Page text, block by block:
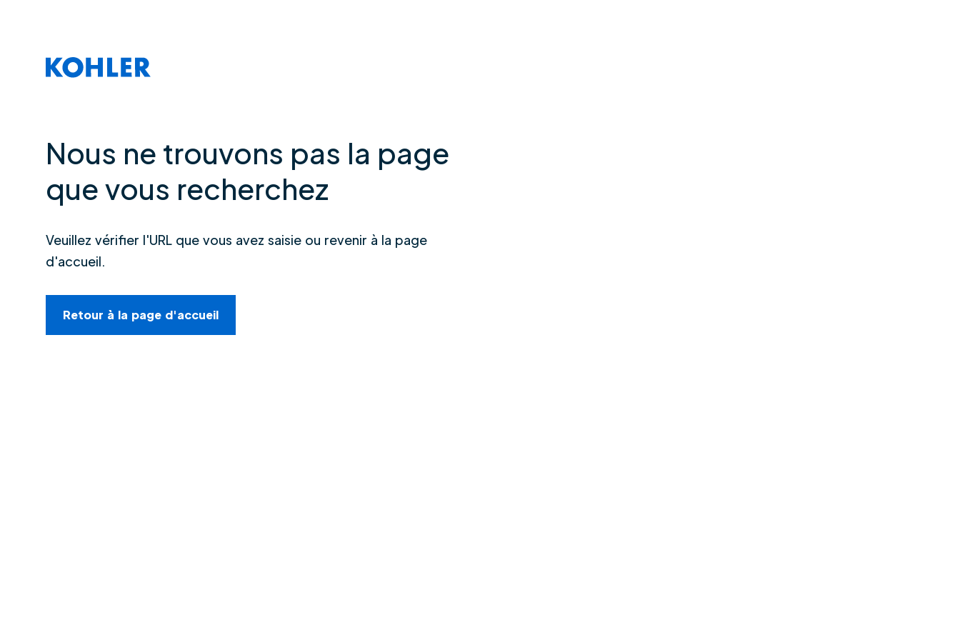
Nous ne trouvons pas la page
que vous recherchez
Veuillez vérifier l'URL que vous avez saisie ou revenir à la page
d'accueil.
Retour à la page d'accueil